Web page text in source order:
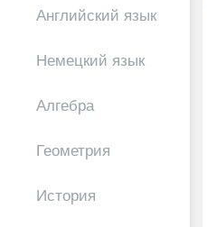
Английский язык
Немецкий язык
Алгебра
Геометрия
История